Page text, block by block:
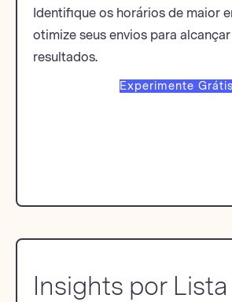
Identifique os horários de maior
otimize seus envios para
resultados.
Experimente Grátis
Insights por